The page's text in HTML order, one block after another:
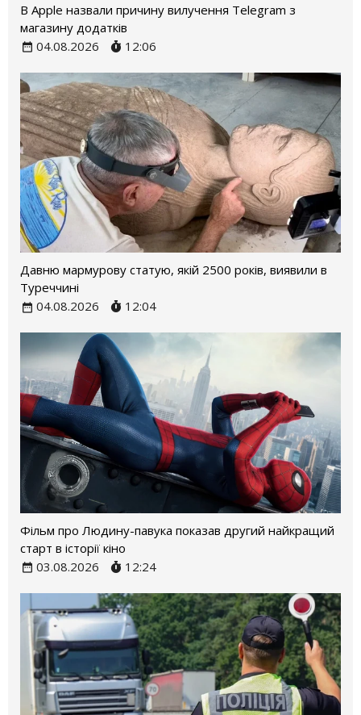
В Apple назвали причину вилучення Telegram з
магазину додатків
04.08.2026
12:06
Давню мармурову статую, якій 2500 років, виявили в
Туреччині
04.08.2026
12:04
Фільм про Людину-павука показав другий найкращий
старт в історії кіно
03.08.2026
12:24